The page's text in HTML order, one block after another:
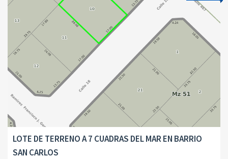
LOTE DE TERRENO A 7 CUADRAS DEL MAR EN BARRIO
SAN CARLOS